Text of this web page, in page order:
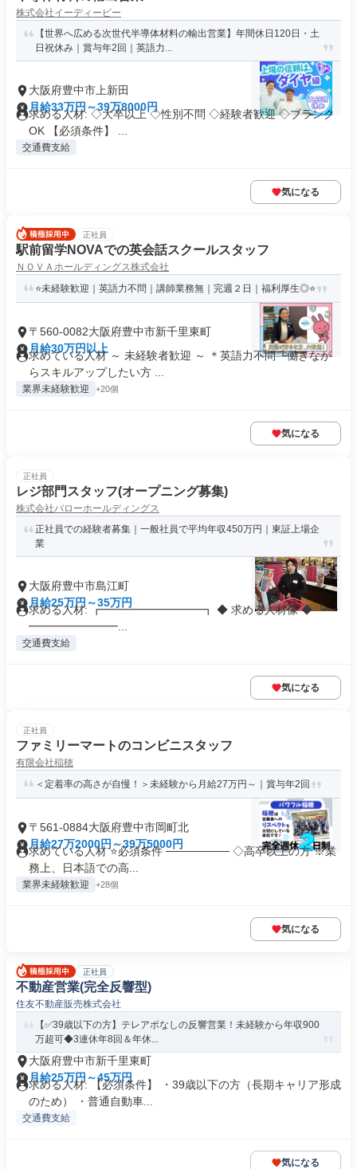
株式会社イーディーピー
【世界へ広める次世代半導体材料の輸出営業】年間休日120日・土
日祝休み｜賞与年2回｜英語力...
大阪府豊中市上新田
月給33万円～39万8000円
求める人材: ◇大卒以上 ◇性別不問 ◇経験者歓迎 ◇ブランク
OK 【必須条件】 ...
交通費支給
気になる
正社員
駅前留学NOVAでの英会話スクールスタッフ
ＮＯＶＡホールディングス株式会社
⭐未経験歓迎｜英語力不問｜講師業務無｜完週２日｜福利厚生◎⭐
〒560-0082大阪府豊中市新千里東町
月給30万円以上
求めている人材 ～ 未経験者歓迎 ～ ＊英語力不問 └働きなが
らスキルアップしたい方 ...
業界未経験歓迎 +20個
気になる
正社員
レジ部門スタッフ(オープニング募集)
株式会社バローホールディングス
正社員での経験者募集｜一般社員で平均年収450万円｜東証上場企
業
大阪府豊中市島江町
月給25万円～35万円
求める人材: ┏━━━━━━━━━┓ ◆ 求める人材像 ◆ ┗━
━━━━━━━━...
交通費支給
気になる
正社員
ファミリーマートのコンビニスタッフ
有限会社稲穂
＜定着率の高さが自慢！＞未経験から月給27万円～｜賞与年2回
〒561-0884大阪府豊中市岡町北
月給27万2000円～39万5000円
求めている人材 ⭐必須条件 ──────── ◇高卒以上の方 ※業
務上、日本語での高...
業界未経験歓迎 +28個
気になる
正社員
不動産営業(完全反響型)
住友不動産販売株式会社
【✅39歳以下の方】テレアポなしの反響営業！未経験から年収900
万超可◆3連休年8回＆年休...
大阪府豊中市新千里東町
月給25万円～45万円
求める人材: 【必須条件】 ・39歳以下の方（長期キャリア形成
のため） ・普通自動車...
交通費支給
気になる